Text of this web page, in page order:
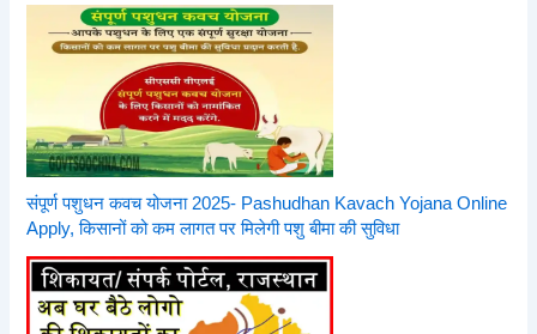
संपूर्ण पशुधन कवच योजना 2025- Pashudhan Kavach Yojana Online
Apply, किसानों को कम लागत पर मिलेगी पशु बीमा की सुविधा